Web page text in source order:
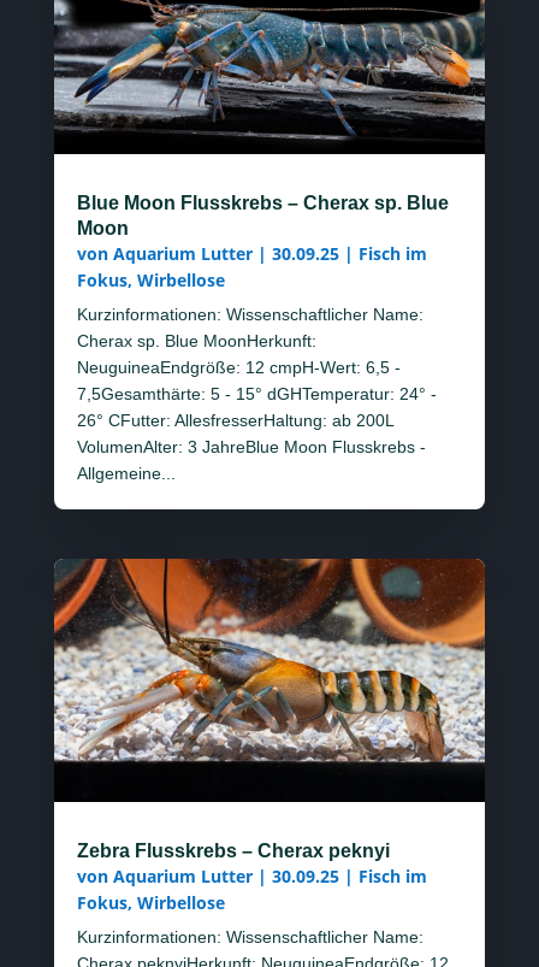
Blue Moon Flusskrebs – Cherax sp. Blue
Moon
von Aquarium Lutter| 30.09.25| Fisch im
Fokus, Wirbellose
Kurzinformationen: Wissenschaftlicher Name:
Cherax sp. Blue MoonHerkunft:
NeuguineaEndgröße: 12 cmpH-Wert: 6,5 -
7,5Gesamthärte: 5 - 15° dGHTemperatur: 24° -
26° CFutter: AllesfresserHaltung: ab 200L
VolumenAlter: 3 JahreBlue Moon Flusskrebs -
Allgemeine...
Zebra Flusskrebs – Cherax peknyi
von Aquarium Lutter| 30.09.25| Fisch im
Fokus, Wirbellose
Kurzinformationen: Wissenschaftlicher Name: